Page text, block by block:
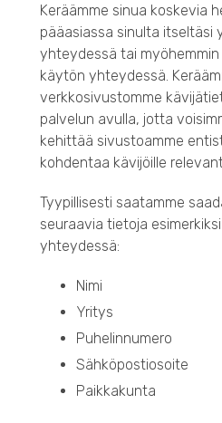
Keräämme sinua koskevia
pääasiassa sinulta itseltäsi
yhteydessä tai myöhemmin
käytön yhteydessä.
verkkosivustomme
palvelun avulla, jotta
kehittää sivustoamme
kohdentaa kävijöille
Tyypillisesti saatamme
seuraavia tietoja
yhteydessä:
Nimi
Yritys
Puhelinnumero
Sähköpostiosoite
Paikkakunta